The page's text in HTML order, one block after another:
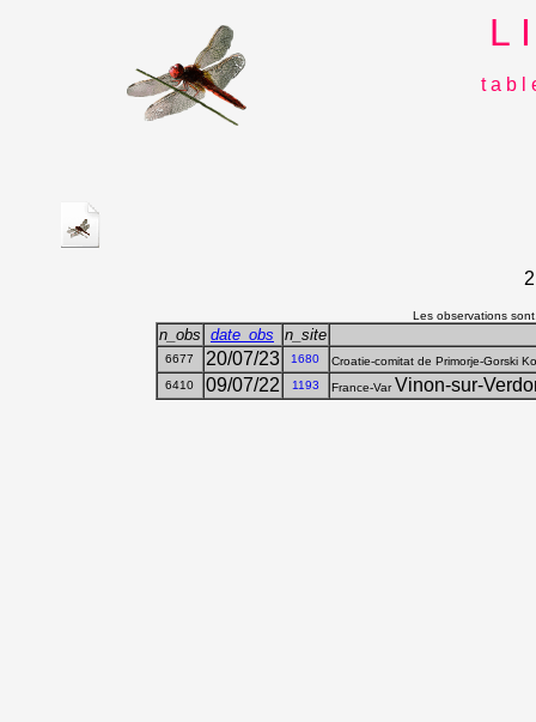
L
t a b l
Les observations
n_obs date_obs n_site
6677 20/07/23 1680
Croatie-comitat de Primorje-Gorski
6410
09/07/22 1193 France-VarVinon-sur-